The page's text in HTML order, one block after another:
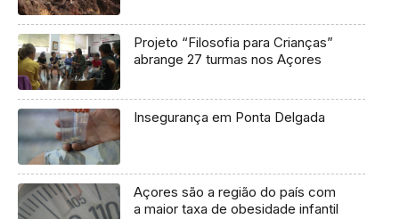
Projeto “Filosofia para Crianças”
abrange 27 turmas nos Açores
Insegurança em Ponta Delgada
Açores são a região do país com
a maior taxa de obesidade infantil